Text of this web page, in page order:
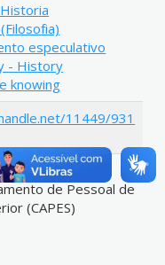
especulativo
- History
knowing
11449/931
de
de Pessoal de
(CAPES)